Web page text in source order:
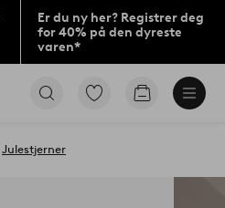
Er du ny her? Registrer deg
for 40% på den dyreste
varen*
Gå
Gå
Julestjerner